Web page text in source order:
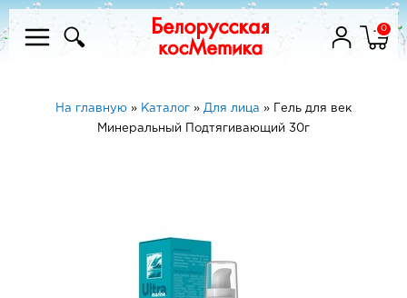
0
На главную » Каталог » Для лица »
Гель для век
Минеральный Подтягивающий 30г